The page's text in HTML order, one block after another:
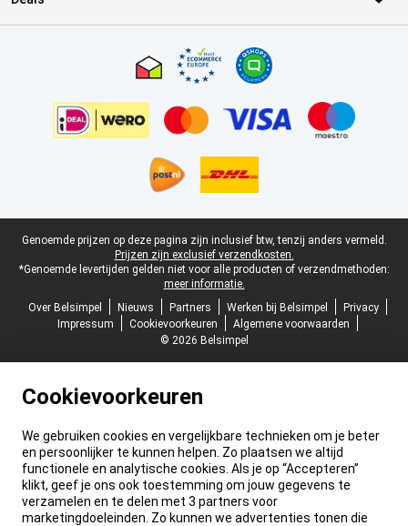
Juridische voettekst
Genoemde prijzen op deze pagina zijn inclusief btw, tenzij anders vermeld.
Prijzen zijn exclusief verzendkosten.
*Genoemde levertijden gelden niet voor alle producten of verzendmethoden:
meer informatie.
Over Belsimpel
Nieuws Partners Werken bij Belsimpel
Privacy
Impressum
Cookievoorkeuren
Algemene voorwaarden
© 2026 Belsimpel
Cookievoorkeuren
We gebruiken cookies en vergelijkbare technieken om je beter
en persoonlijker te kunnen helpen. Zo plaatsen we altijd
functionele en analytische cookies. Als je op “Accepteren”
klikt, geef je ons ook toestemming om jouw gegevens te
verzamelen en te delen met 3 partners voor
marketingdoeleinden. Zo kunnen we advertenties tonen die